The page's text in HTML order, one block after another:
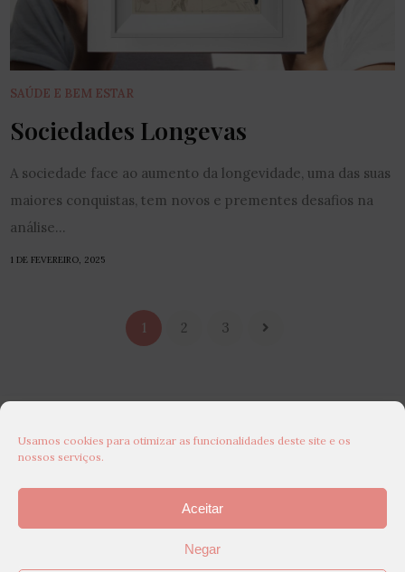
Usamos cookies para otimizar as funcionalidades deste site e os
nossos serviços.
Aceitar
Negar
SAÚDE E BEM ESTAR
Sociedades Longevas
A sociedade face ao aumento da longevidade, uma das suas
maiores conquistas, tem novos e prementes desafios na
análise...
1 DE FEVEREIRO, 2025
1 2 3